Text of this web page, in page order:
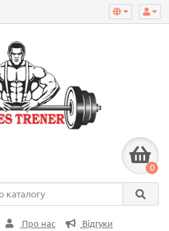
0
Про нас
Відгуки